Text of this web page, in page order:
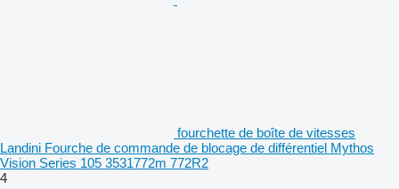
fourchette de boîte de vitesses
Landini Fourche de commande de blocage de différentiel Mythos
Vision Series 105 3531772m 772R2
4